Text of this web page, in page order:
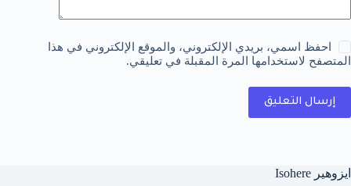
احفظ اسمي، بريدي الإلكتروني، والموقع الإلكتروني في هذا
المتصفح لاستخدامها المرة المقبلة في تعليقي.
إرسال التعليق
ايزوهير Isohere